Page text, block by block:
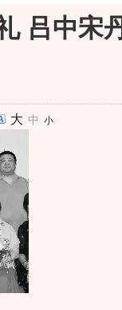
吕中宋
大 中 小